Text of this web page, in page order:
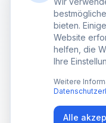
bieten.
Website
helfen, die
Ihre
Weitere
Alle